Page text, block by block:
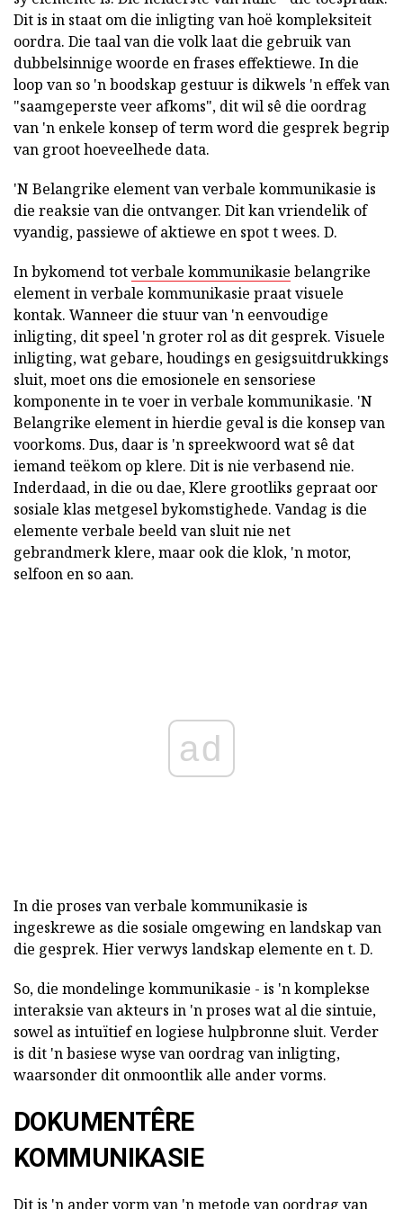
Dit is in staat om die inligting van hoë kompleksiteit
oordra. Die taal van die volk laat die gebruik van
dubbelsinnige woorde en frases effektiewe. In die
loop van so 'n boodskap gestuur is dikwels 'n effek van
"saamgeperste veer afkoms", dit wil sê die oordrag
van 'n enkele konsep of term word die gesprek begrip
van groot hoeveelhede data.
'N Belangrike element van verbale kommunikasie is
die reaksie van die ontvanger. Dit kan vriendelik of
vyandig, passiewe of aktiewe en spot t wees. D.
In bykomend totverbale kommunikasie belangrike
element in verbale kommunikasie praat visuele
kontak. Wanneer die stuur van 'n eenvoudige
inligting, dit speel 'n groter rol as dit gesprek. Visuele
inligting, wat gebare, houdings en gesigsuitdrukkings
sluit, moet ons die emosionele en sensoriese
komponente in te voer in verbale kommunikasie. 'N
Belangrike element in hierdie geval is die konsep van
voorkoms. Dus, daar is 'n spreekwoord wat sê dat
iemand teëkom op klere. Dit is nie verbasend nie.
Inderdaad, in die ou dae, Klere grootliks gepraat oor
sosiale klas metgesel bykomstighede. Vandag is die
elemente verbale beeld van sluit nie net
gebrandmerk klere, maar ook die klok, 'n motor,
selfoon en so aan.
ad
In die proses van verbale kommunikasie is
ingeskrewe as die sosiale omgewing en landskap van
die gesprek. Hier verwys landskap elemente en t. D.
So, die mondelinge kommunikasie - is 'n komplekse
interaksie van akteurs in 'n proses wat al die sintuie,
sowel as intuïtief en logiese hulpbronne sluit. Verder
is dit 'n basiese wyse van oordrag van inligting,
waarsonder dit onmoontlik alle ander vorms.
DOKUMENTÊRE
KOMMUNIKASIE
Dit is 'n ander vorm van 'n metode van oordrag van